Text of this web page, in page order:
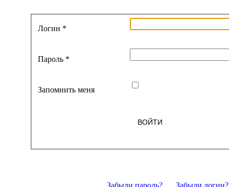
Логин *
Пароль *
Запомнить меня
ВОЙТИ
Забыли пароль? Забыли логин?